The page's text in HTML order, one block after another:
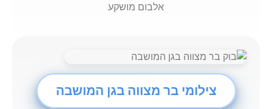
אלבום מושקע
צילומי בר מצווה בגן המושבה